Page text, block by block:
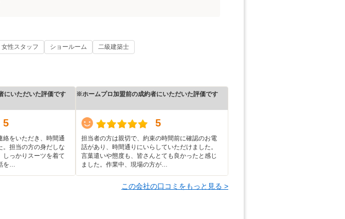
女性スタッフ ショールーム 二級建築士
にいただいた評価です
5
絡をいただき、時間通
。担当の方の身だしな
しっかりスーツを着て
を…
※ホームプロ加盟前の成約者にいただいた評価です
5
担当者の方は親切で、約束の時間前に確認のお電
話があり、時間通りにいらしていただけました。
言葉遣いや態度も、皆さんとても良かったと感じ
ました。作業中、現場の方が…
この会社の口コミをもっと見る >